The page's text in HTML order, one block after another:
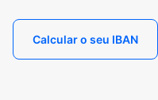
Calcular o seu IBAN